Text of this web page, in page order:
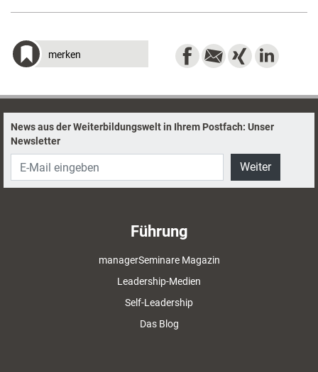
merken
News aus der Weiterbildungswelt in Ihrem Postfach: Unser
Newsletter
Weiter
Führung
managerSeminare Magazin
Leadership-Medien
Self-Leadership
Das Blog